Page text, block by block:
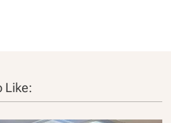
Like: